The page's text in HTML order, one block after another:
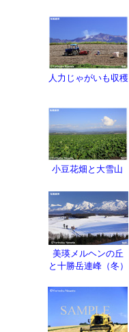
人力じゃがいも収穫
小豆花畑と大雪山
美瑛メルヘンの丘
と十勝岳連峰（冬）